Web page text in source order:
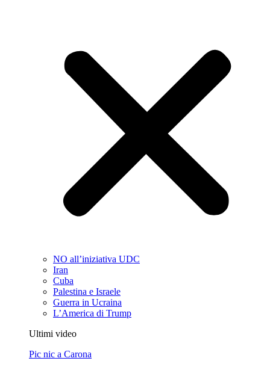
NO all’iniziativa UDC
Iran
Cuba
Palestina e Israele
Guerra in Ucraina
L’America di Trump
Ultimi video
Pic nic a Carona